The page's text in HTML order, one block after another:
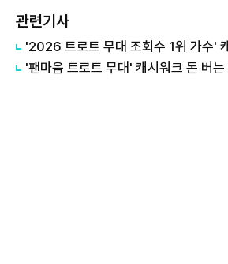
관련기사
'팬마음 트로트 무대' 캐시워크 돈 버